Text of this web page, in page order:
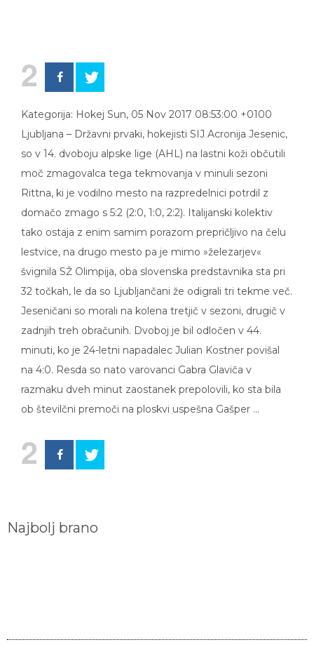
2
Kategorija: Hokej Sun, 05 Nov 2017 08:53:00 +0100
Ljubljana – Državni prvaki, hokejisti SIJ Acronija Jesenic,
so v 14. dvoboju alpske lige (AHL) na lastni koži občutili
moč zmagovalca tega tekmovanja v minuli sezoni
Rittna, ki je vodilno mesto na razpredelnici potrdil z
domačo zmago s 5:2 (2:0, 1:0, 2:2). Italijanski kolektiv
tako ostaja z enim samim porazom prepričljivo na čelu
lestvice, na drugo mesto pa je mimo »železarjev«
švignila SŽ Olimpija, oba slovenska predstavnika sta pri
32 točkah, le da so Ljubljančani že odigrali tri tekme več.
Jeseničani so morali na kolena tretjič v sezoni, drugič v
zadnjih treh obračunih. Dvoboj je bil odločen v 44.
minuti, ko je 24-letni napadalec Julian Kostner povišal
na 4:0. Resda so nato varovanci Gabra Glaviča v
razmaku dveh minut zaostanek prepolovili, ko sta bila
ob številčni premoči na ploskvi uspešna Gašper …
2
Najbolj brano